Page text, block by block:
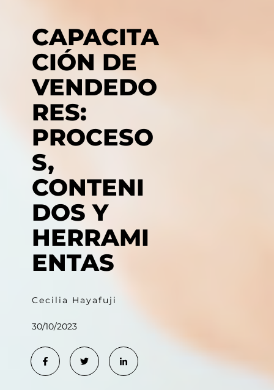
CAPACITA
CIÓN DE
VENDEDO
RES:
PROCESO
S,
CONTENI
DOS Y
HERRAMI
ENTAS
Cecilia Hayafuji
30/10/2023